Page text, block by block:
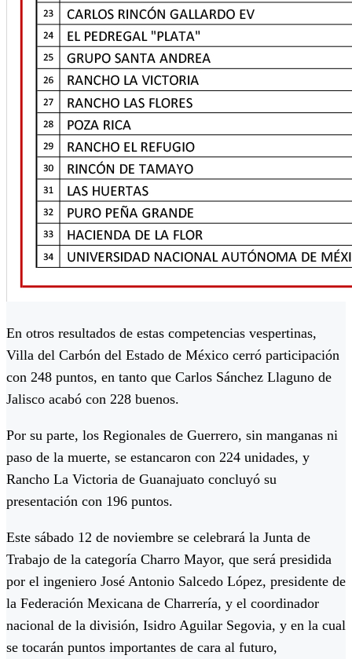
En otros resultados de estas competencias vespertinas,
Villa del Carbón del Estado de México cerró participación
con 248 puntos, en tanto que Carlos Sánchez Llaguno de
Jalisco acabó con 228 buenos.
Por su parte, los Regionales de Guerrero, sin manganas ni
paso de la muerte, se estancaron con 224 unidades, y
Rancho La Victoria de Guanajuato concluyó su
presentación con 196 puntos.
Este sábado 12 de noviembre se celebrará la Junta de
Trabajo de la categoría Charro Mayor, que será presidida
por el ingeniero José Antonio Salcedo López, presidente de
la Federación Mexicana de Charrería, y el coordinador
nacional de la división, Isidro Aguilar Segovia, y en la cual
se tocarán puntos importantes de cara al futuro,